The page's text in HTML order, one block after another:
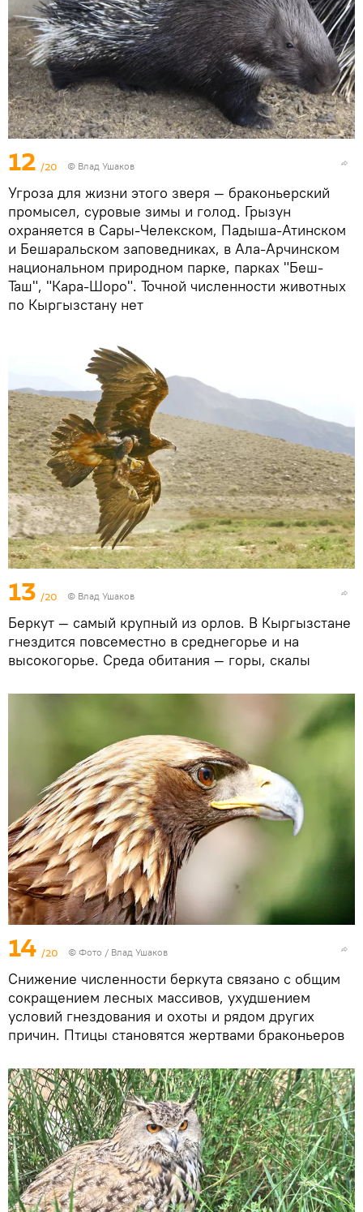
12 /20 © Влад Ушаков
Угроза для жизни этого зверя — браконьерский
промысел, суровые зимы и голод. Грызун
охраняется в Сары-Челекском, Падыша-Атинском
и Бешаральском заповедниках, в Ала-Арчинском
национальном природном парке, парках "Беш-
Таш", "Кара-Шоро". Точной численности животных
по Кыргызстану нет
13 /20 © Влад Ушаков
Беркут — самый крупный из орлов. В Кыргызстане
гнездится повсеместно в среднегорье и на
высокогорье. Среда обитания — горы, скалы
14 /20 © Фото / Влад Ушаков
Снижение численности беркута связано с общим
сокращением лесных массивов, ухудшением
условий гнездования и охоты и рядом других
причин. Птицы становятся жертвами браконьеров